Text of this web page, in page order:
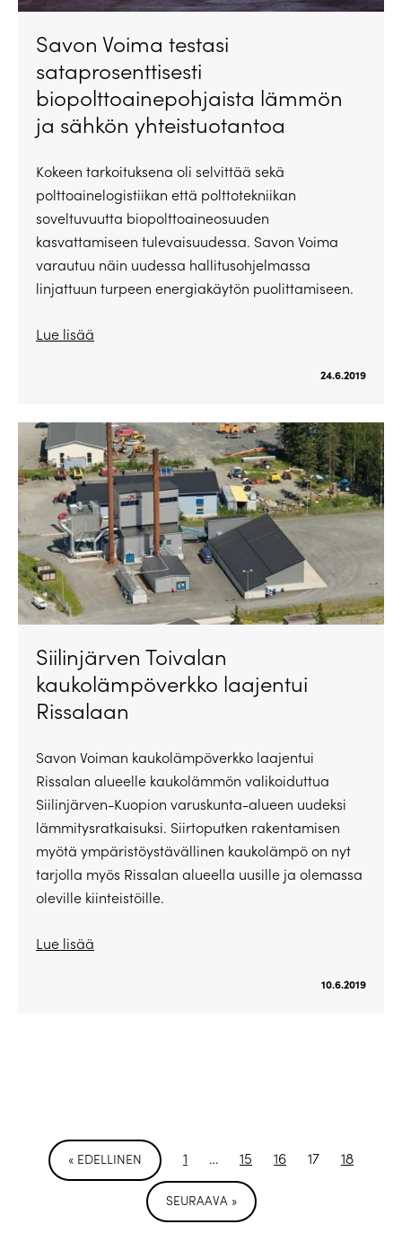
Savon Voima testasi
sataprosenttisesti
biopolttoainepohjaista lämmön
ja sähkön yhteistuotantoa
Kokeen tarkoituksena oli selvittää sekä
polttoainelogistiikan että polttotekniikan
soveltuvuutta biopolttoaineosuuden
kasvattamiseen tulevaisuudessa. Savon Voima
varautuu näin uudessa hallitusohjelmassa
linjattuun turpeen energiakäytön puolittamiseen.
Lue lisää
24.6.2019
Siilinjärven Toivalan
kaukolämpöverkko laajentui
Rissalaan
Savon Voiman kaukolämpöverkko laajentui
Rissalan alueelle kaukolämmön valikoiduttua
Siilinjärven-Kuopion varuskunta-alueen uudeksi
lämmitysratkaisuksi. Siirtoputken rakentamisen
myötä ympäristöystävällinen kaukolämpö on nyt
tarjolla myös Rissalan alueella uusille ja olemassa
oleville kiinteistöille.
Lue lisää
10.6.2019
« EDELLINEN 1 … 15 16 17 18
SEURAAVA »